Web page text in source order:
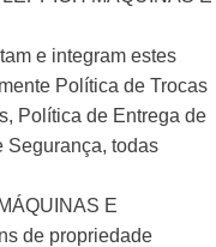
e integram estes
Política de Trocas
Política de Entrega de
Segurança, todas
E
de propriedade